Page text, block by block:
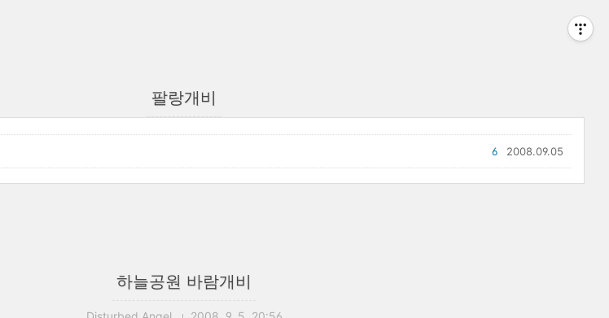
팔랑개비
2008.09.05
6
하늘공원 바람개비